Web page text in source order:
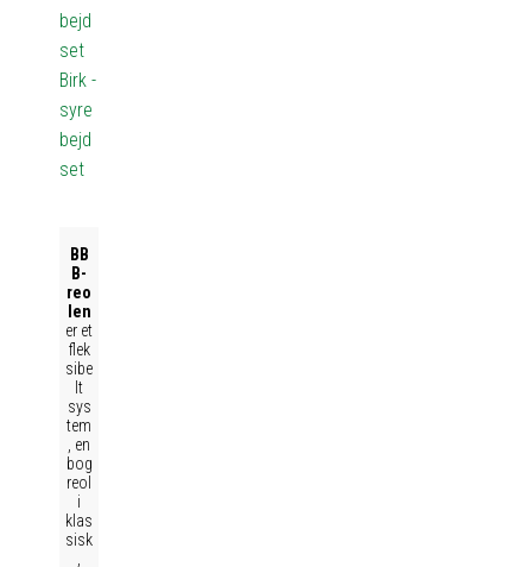
bejd
set
Birk -
syre
bejd
set
BB
B-
reo
len
er et
flek
sibe
lt
sys
tem
, en
bog
reol
i
klas
sisk